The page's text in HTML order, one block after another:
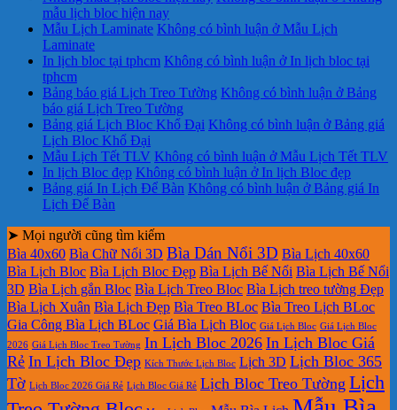
mẫu lịch bloc hiện nay
Mẫu Lịch Laminate Không có bình luận ở Mẫu Lịch
Laminate
In lịch bloc tại tphcm Không có bình luận ở In lịch bloc tại
tphcm
Bảng báo giá Lịch Treo Tường Không có bình luận ở Bảng
báo giá Lịch Treo Tường
Bảng giá Lịch Bloc Khổ Đại Không có bình luận ở Bảng giá
Lịch Bloc Khổ Đại
Mẫu Lịch Tết TLV Không có bình luận ở Mẫu Lịch Tết TLV
In lịch Bloc đẹp Không có bình luận ở In lịch Bloc đẹp
Bảng giá In Lịch Để Bàn Không có bình luận ở Bảng giá In
Lịch Để Bàn
➤ Mọi người cũng tìm kiếm
Bìa 40x60 Bìa Chữ Nổi 3D Bìa Dán Nổi 3D Bìa Lịch 40x60
Bìa Lịch Bloc Bìa Lịch Bloc Đẹp Bìa Lịch Bế Nổi Bìa Lịch Bế Nổi
3D Bìa Lịch gắn Bloc Bìa Lịch Treo Bloc Bìa Lịch treo tường Đẹp
Bìa Lịch Xuân Bìa Lịch Đẹp Bìa Treo BLoc Bìa Treo Lịch BLoc
Gia Công Bìa Lịch BLoc Giá Bìa Lịch Bloc Giá Lịch Bloc Giá Lịch Bloc
2026 Giá Lịch Bloc Treo Tường In Lịch Bloc 2026 In Lịch Bloc Giá
Rẻ In Lịch Bloc Đẹp Kích Thước Lịch Bloc Lịch 3D Lịch Bloc 365
Tờ Lịch Bloc 2026 Giá Rẻ Lịch Bloc Giá Rẻ Lịch Bloc Treo Tường Lịch